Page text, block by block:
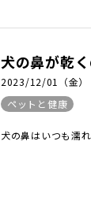
犬の鼻が乾
2023/12/01（金）
ペットと健康
犬の鼻はいつも濡